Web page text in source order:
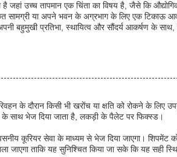
जहां उच्च तापमान एक चिंता का विषय है, जैसे कि
सामग्री या अपने भवन के अग्रभाग के लिए एक टिकाऊ
बहुमुखी प्रतिभा, स्थायित्व और सौंदर्य आकर्षण के साथ,
के दौरान किसी भी खरोंच या क्षति को रोकने के लिए
के साथ भेज दिया जाता है, लकड़ी के पैलेट पर फिक्स्ड।
कूरियर सेवा के माध्यम से भेज दिया जाएगा। शिपमेंट
जाएगा ताकि यह सुनिश्चित किया जा सके कि यह सही